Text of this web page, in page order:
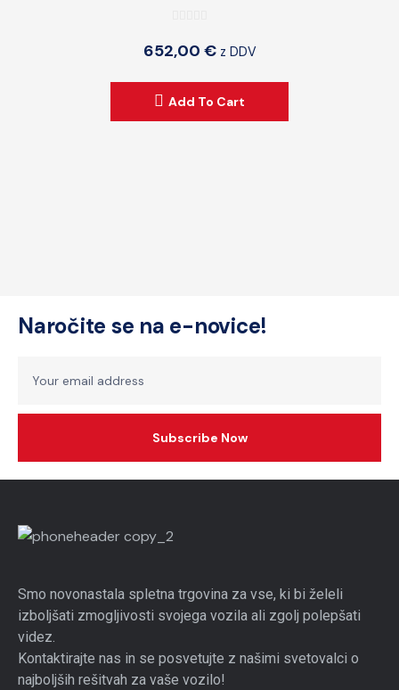
o
o
652,00 € z DDV
Add To Cart
Naročite se na e-novice!
Smo novonastala spletna trgovina za vse, ki bi želeli
izboljšati zmogljivosti svojega vozila ali zgolj polepšati
videz.
Kontaktirajte nas in se posvetujte z našimi svetovalci o
najboljših rešitvah za vaše vozilo!